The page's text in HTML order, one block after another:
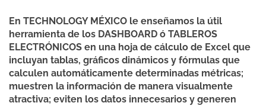
En TECHNOLOGY MÉXICO le enseñamos la útil
herramienta de los DASHBOARD ó TABLEROS
ELECTRÓNICOS en una hoja de cálculo de Excel que
incluyan tablas, gráficos dinámicos y fórmulas que
calculen automáticamente determinadas métricas;
muestren la información de manera visualmente
atractiva; eviten los datos innecesarios y generen